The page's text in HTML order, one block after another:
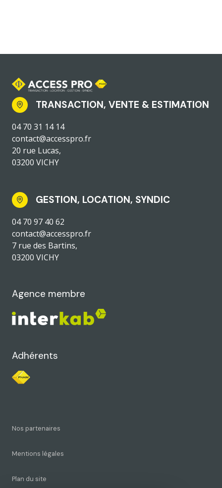
TRANSACTION, VENTE & ESTIMATION
04 70 31 14 14
contact@accesspro.fr
20 rue Lucas,
03200 VICHY
GESTION, LOCATION, SYNDIC
04 70 97 40 62
contact@accesspro.fr
7 rue des Bartins,
03200 VICHY
Agence membre
Adhérents
Nos partenaires
Mentions légales
Plan du site